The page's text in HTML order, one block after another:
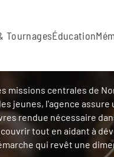
TournagesÉducation
missions centrales de
jeunes, l'agence
rendue nécessaire
tout en aidant à
qui revêt une